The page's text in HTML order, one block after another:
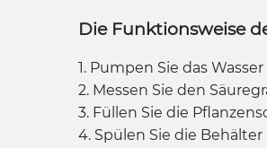
Die Funktionsweise
1. Pumpen Sie das
2. Messen Sie den
3. Füllen Sie die
4. Spülen Sie die